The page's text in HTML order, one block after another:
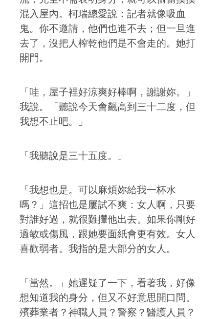
混入屋內。柯瑞總愛說：記者就像吸血
鬼。你不邀請，他們也進不去；但一旦進
去了，沒把人榨乾他們是不會走的。她打
開門。
「哇，屋子裡好涼爽好棒啊，謝謝妳。」
我說。「聽說今天會飆高到三十二度，但
我想不止吧。」
「我聽說是三十五度。」
「我想也是。可以麻煩妳給我一杯水
嗎？」這招也是屢試不爽：女人啊，只要
對誰好過，就很難攆他出去。如果你剛好
過敏或傷風，跟她要面紙會更有效。女人
喜歡弱者。我指的是大部分的女人。
「當然。」她遲疑了一下，看著我，好像
想知道我的身分，但又不好意思開口問。
殯葬業者？神職人員？警察？醫護人員？